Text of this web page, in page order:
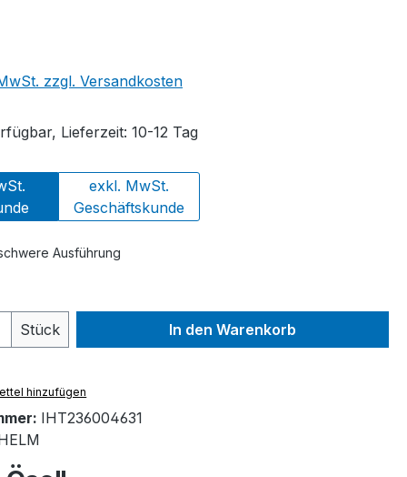
zzgl. Versandkosten
Lieferzeit: 10-12 Tag
exkl. MwSt.
Geschäftskunde
Ausführung
Anzahl: Gib den gewünschten Wert
Stück In den Warenkorb
hinzufügen
IHT236004631